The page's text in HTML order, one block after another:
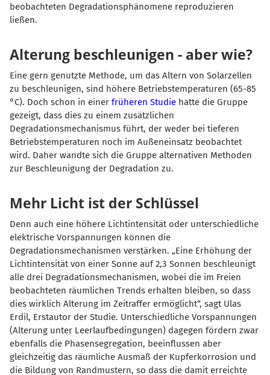
beobachteten Degradationsphänomene reproduzieren
ließen.
Alterung beschleunigen - aber wie?
Eine gern genutzte Methode, um das Altern von Solarzellen
zu beschleunigen, sind höhere Betriebstemperaturen (65-85
°C). Doch schon in einer früheren Studie hatte die Gruppe
gezeigt, dass dies zu einem zusätzlichen
Degradationsmechanismus führt, der weder bei tieferen
Betriebstemperaturen noch im Außeneinsatz beobachtet
wird. Daher wandte sich die Gruppe alternativen Methoden
zur Beschleunigung der Degradation zu.
Mehr Licht ist der Schlüssel
Denn auch eine höhere Lichtintensität oder unterschiedliche
elektrische Vorspannungen können die
Degradationsmechanismen verstärken. „Eine Erhöhung der
Lichtintensität von einer Sonne auf 2,3 Sonnen beschleunigt
alle drei Degradationsmechanismen, wobei die im Freien
beobachteten räumlichen Trends erhalten bleiben, so dass
dies wirklich Alterung im Zeitraffer ermöglicht“, sagt Ulas
Erdil, Erstautor der Studie. Unterschiedliche Vorspannungen
(Alterung unter Leerlaufbedingungen) dagegen fördern zwar
ebenfalls die Phasensegregation, beeinflussen aber
gleichzeitig das räumliche Ausmaß der Kupferkorrosion und
die Bildung von Randmustern, so dass die damit erreichte